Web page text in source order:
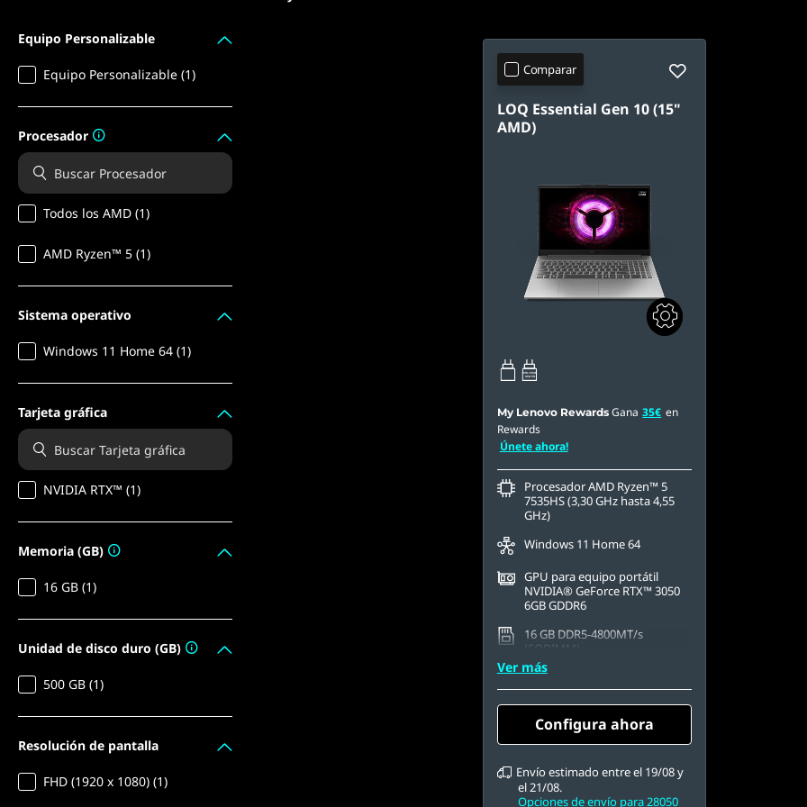
Equipo Personalizable
Equipo Personalizable (1)
Procesador
Todos los AMD (1)
AMD Ryzen™ 5 (1)
Sistema operativo
Windows 11 Home 64 (1)
Tarjeta gráfica
NVIDIA RTX™ (1)
Memoria (GB)
16 GB (1)
Unidad de disco duro (GB)
500 GB (1)
Resolución de pantalla
FHD (1920 x 1080) (1)
Comparar
LOQ Essential Gen 10 (15"
AMD)
65W-100W
USB PD
My Lenovo Rewards Gana 35€ en
Rewards
Únete ahora!
Procesador AMD Ryzen™ 5
7535HS (3,30 GHz hasta 4,55
GHz)
Windows 11 Home 64
GPU para equipo portátil
NVIDIA® GeForce RTX™ 3050
6GB GDDR6
16 GB DDR5-4800MT/s
(SODIMM)
512 GB SSD M.2 2242 PCIe
Gen4 QLC
15,6" FHD (1920 x 1080), IPS,
antirreflectante, sin capacidad
táctil, 100 % sRGB, 300 nits, 144
Hz
Ver más
Configura ahora
Envío estimado entre el 19/08 y
el 21/08.
Opciones de envío para 28050